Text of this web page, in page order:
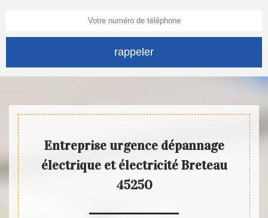
Entreprise urgence dépannage
électrique et électricité Breteau
45250